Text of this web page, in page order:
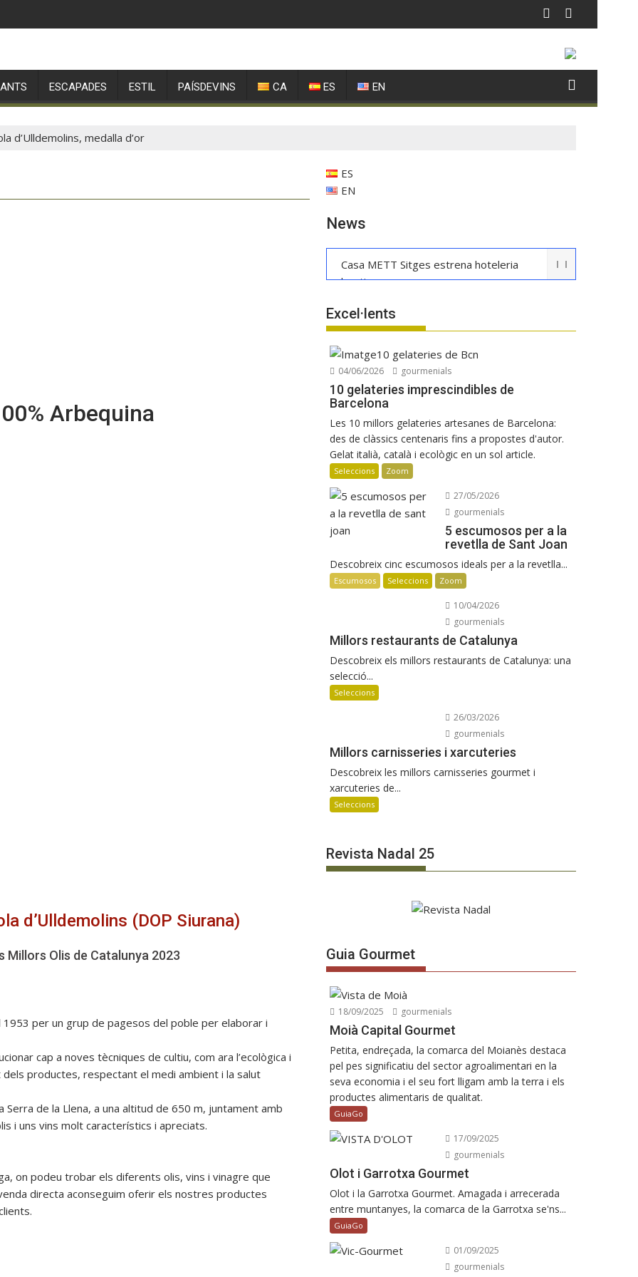
ESCAPADES ESTIL PAÍSDEVINS CA ES EN
d’Ulldemolins, medalla d’or
Arbequina
d’Ulldemolins (DOP Siurana)
Millors Olis de Catalunya 2023
1953 per un grup de pagesos del poble per elaborar i
cap a noves tècniques de cultiu, com ara l’ecològica i
productes, respectant el medi ambient i la salut
de la Llena, a una altitud de 650 m, juntament amb
i uns vins molt característics i apreciats.
on podeu trobar els diferents olis, vins i vinagre que
directa aconseguim oferir els nostres productes
ES
EN
News
Casa METT Sitges estrena hoteleria
boutique
Verema al Penedès: vi, cava i
gastronomia
Les Manyes 2021 de Terroir al Límit
Manuel Raventós Negra Magnum 2018
Osteria Condal obre a Barcelona
Excel·lents
04/06/2026 gourmenials
10 gelateries imprescindibles de
Barcelona
Les 10 millors gelateries artesanes de Barcelona:
des de clàssics centenaris fins a propostes d'autor.
Gelat italià, català i ecològic en un sol article.
Seleccions Zoom
27/05/2026
gourmenials
5 escumosos per a la
revetlla de Sant Joan
Descobreix cinc escumosos ideals per a la revetlla...
Escumosos Seleccions Zoom
10/04/2026
gourmenials
Millors restaurants de Catalunya
Descobreix els millors restaurants de Catalunya: una
selecció...
Seleccions
26/03/2026
gourmenials
Millors carnisseries i xarcuteries
Descobreix les millors carnisseries gourmet i
xarcuteries de...
Seleccions
Revista Nadal 25
Guia Gourmet
18/09/2025 gourmenials
Moià Capital Gourmet
Petita, endreçada, la comarca del Moianès destaca
pel pes significatiu del sector agroalimentari en la
seva economia i el seu fort lligam amb la terra i els
productes alimentaris de qualitat.
GuiaGo
17/09/2025
gourmenials
Olot i Garrotxa Gourmet
Olot i la Garrotxa Gourmet. Amagada i arrecerada
entre muntanyes, la comarca de la Garrotxa se'ns...
GuiaGo
01/09/2025
gourmenials